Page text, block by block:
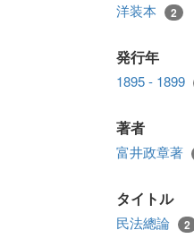
洋装本 2
発行年
1895 - 1899
著者
富井政章著
タイトル
民法總論 2